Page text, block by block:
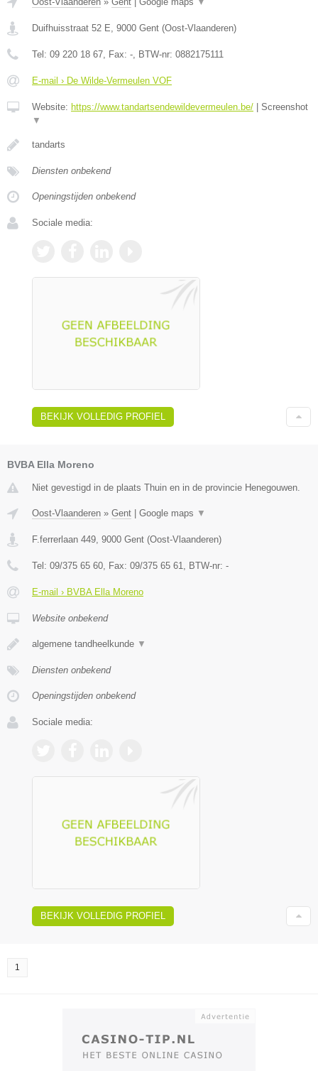
Duifhuisstraat 52 E, 9000 Gent (Oost-Vlaanderen)
Tel: 09 220 18 67, Fax: -, BTW-nr: 0882175111
E-mail › De Wilde-Vermeulen VOF
Website: https://www.tandartsendewildevermeulen.be/
Screenshot
▼
tandarts
Diensten onbekend
Openingstijden onbekend
Sociale media:
BEKIJK VOLLEDIG PROFIEL
BVBA Ella Moreno
Niet gevestigd in de plaats Thuin en in de provincie Henegouwen.
Oost-Vlaanderen » Gent Google maps ▼
F.ferrerlaan 449, 9000 Gent (Oost-Vlaanderen)
Tel: 09/375 65 60, Fax: 09/375 65 61, BTW-nr: -
E-mail › BVBA Ella Moreno
Website onbekend
algemene tandheelkunde ▼
Diensten onbekend
Openingstijden onbekend
Sociale media:
BEKIJK VOLLEDIG PROFIEL
1